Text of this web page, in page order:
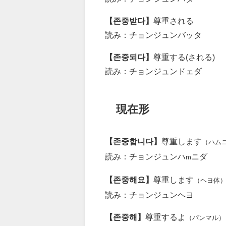
【존중받다】 尊重される
読み：チョンジュンバッタ
【존중되다】 尊重する(される)
読み：チョンジュンドェダ
現在形
【존중합니다】 尊重します （ハム
読み：チョンジュンハm ニダ
【존중해요】 尊重します （ヘヨ体）
読み：チョンジュンヘヨ
【존중해】 尊重するよ （パンマル）